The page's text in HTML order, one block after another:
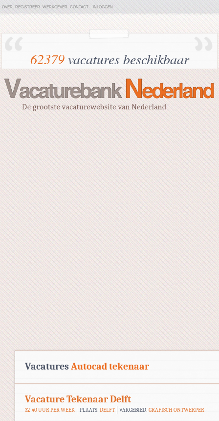
OVER REGISTREER WERKGEVER CONTACT INLOGGEN
62379vacatures beschikbaar
VacaturesAutocad tekenaar
Vacature Tekenaar Delft
32-40 UUR PER WEEK PLAATS: DELFT VAKGEBIED:GRAFISCH ONTWERPER